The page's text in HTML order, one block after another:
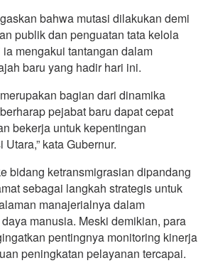
bahwa mutasi dilakukan demi
publik dan penguatan tata kelola
mengakui tantangan dalam
baru yang hadir hari ini.
bagian dari dinamika
pejabat baru dapat cepat
bekerja untuk kepentingan
kata Gubernur.
bidang ketransmigrasian dipandang
sebagai langkah strategis untuk
manajerialnya dalam
manusia. Meski demikian, para
pentingnya monitoring kinerja
peningkatan pelayanan tercapai.